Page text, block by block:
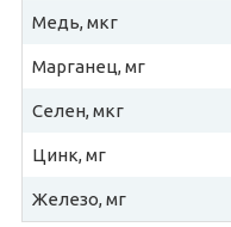
Медь, мкг
Марганец, мг
Селен, мкг
Цинк, мг
Железо, мг